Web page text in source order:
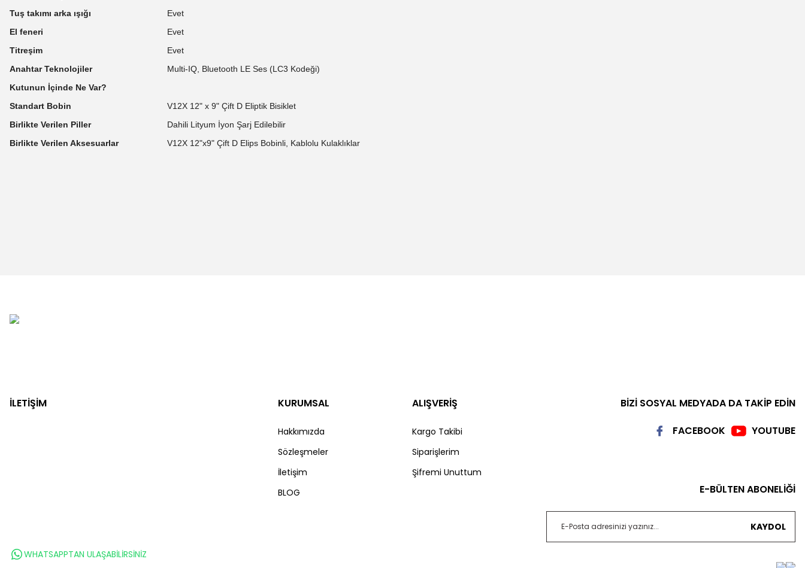
Tuş takımı arka ışığı
Evet
El feneri
Evet
Titreşim
Evet
Anahtar Teknolojiler
Multi-IQ, Bluetooth LE Ses (LC3 Kodeği)
Kutunun İçinde Ne Var?
Standart Bobin
V12X 12" x 9" Çift D Eliptik Bisiklet
Birlikte Verilen Piller
Dahili Lityum İyon Şarj Edilebilir
Birlikte Verilen Aksesuarlar
V12X 12"x9" Çift D Elips Bobinli, Kablolu Kulaklıklar
İLETİŞİM
WHATSAPPTAN ULAŞABİLİRSİNİZ
KURUMSAL
Hakkımızda
Sözleşmeler
İletişim
BLOG
ALIŞVERİŞ
Kargo Takibi
Siparişlerim
Şifremi Unuttum
BİZİ SOSYAL MEDYADA DA TAKİP EDİN
FACEBOOK
YOUTUBE
E-BÜLTEN ABONELİĞİ
KAYDOL